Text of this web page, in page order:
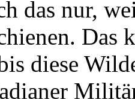
das nur,
Das
diese